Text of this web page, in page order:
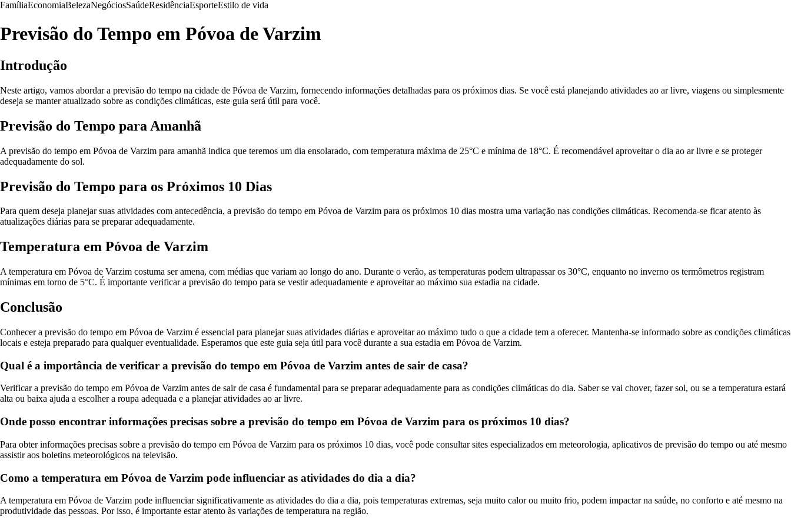
FamíliaEconomiaBelezaNegóciosSaúdeResidênciaEsporteEstilo de vida
Previsão do Tempo em Póvoa de Varzim
Introdução
Neste artigo, vamos abordar a previsão do tempo na cidade de Póvoa de Varzim, fornecendo informações detalhadas para os próximos dias. Se você está planejando atividades ao ar livre, viagens ou simplesmente
deseja se manter atualizado sobre as condições climáticas, este guia será útil para você.
Previsão do Tempo para Amanhã
A previsão do tempo em Póvoa de Varzim para amanhã indica que teremos um dia ensolarado, com temperatura máxima de 25°C e mínima de 18°C. É recomendável aproveitar o dia ao ar livre e se proteger
adequadamente do sol.
Previsão do Tempo para os Próximos 10 Dias
Para quem deseja planejar suas atividades com antecedência, a previsão do tempo em Póvoa de Varzim para os próximos 10 dias mostra uma variação nas condições climáticas. Recomenda-se ficar atento às
atualizações diárias para se preparar adequadamente.
Temperatura em Póvoa de Varzim
A temperatura em Póvoa de Varzim costuma ser amena, com médias que variam ao longo do ano. Durante o verão, as temperaturas podem ultrapassar os 30°C, enquanto no inverno os termômetros registram
mínimas em torno de 5°C. É importante verificar a previsão do tempo para se vestir adequadamente e aproveitar ao máximo sua estadia na cidade.
Conclusão
Conhecer a previsão do tempo em Póvoa de Varzim é essencial para planejar suas atividades diárias e aproveitar ao máximo tudo o que a cidade tem a oferecer. Mantenha-se informado sobre as condições climáticas
locais e esteja preparado para qualquer eventualidade. Esperamos que este guia seja útil para você durante a sua estadia em Póvoa de Varzim.
Qual é a importância de verificar a previsão do tempo em Póvoa de Varzim antes de sair de casa?
Verificar a previsão do tempo em Póvoa de Varzim antes de sair de casa é fundamental para se preparar adequadamente para as condições climáticas do dia. Saber se vai chover, fazer sol, ou se a temperatura estará
alta ou baixa ajuda a escolher a roupa adequada e a planejar atividades ao ar livre.
Onde posso encontrar informações precisas sobre a previsão do tempo em Póvoa de Varzim para os próximos 10 dias?
Para obter informações precisas sobre a previsão do tempo em Póvoa de Varzim para os próximos 10 dias, você pode consultar sites especializados em meteorologia, aplicativos de previsão do tempo ou até mesmo
assistir aos boletins meteorológicos na televisão.
Como a temperatura em Póvoa de Varzim pode influenciar as atividades do dia a dia?
A temperatura em Póvoa de Varzim pode influenciar significativamente as atividades do dia a dia, pois temperaturas extremas, seja muito calor ou muito frio, podem impactar na saúde, no conforto e até mesmo na
produtividade das pessoas. Por isso, é importante estar atento às variações de temperatura na região.